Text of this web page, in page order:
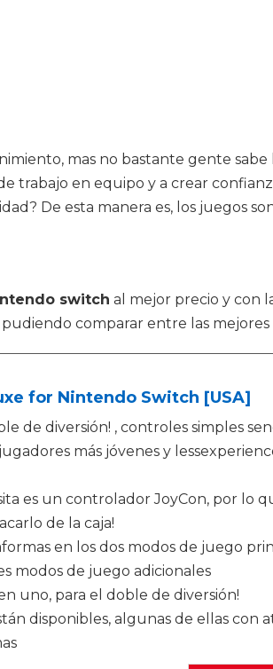
mas no bastante gente
trabajo en equipo y a crear
De esta manera es, los juegos
switch al mejor precio y con
comparar entre las
for Nintendo Switch [USA]
de diversión! , controles simples
más jóvenes y
es un controlador JoyCon, por lo
de la caja!
en los dos modos de juego
modos de juego adicionales
uno, para el doble de diversión!
disponibles, algunas de ellas con